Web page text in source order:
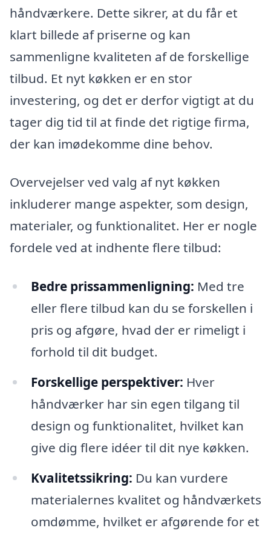
håndværkere. Dette sikrer, at du får et
klart billede af priserne og kan
sammenligne kvaliteten af de forskellige
tilbud. Et nyt køkken er en stor
investering, og det er derfor vigtigt at du
tager dig tid til at finde det rigtige firma,
der kan imødekomme dine behov.
Overvejelser ved valg af nyt køkken
inkluderer mange aspekter, som design,
materialer, og funktionalitet. Her er nogle
fordele ved at indhente flere tilbud:
Bedre prissammenligning: Med tre
eller flere tilbud kan du se forskellen i
pris og afgøre, hvad der er rimeligt i
forhold til dit budget.
Forskellige perspektiver: Hver
håndværker har sin egen tilgang til
design og funktionalitet, hvilket kan
give dig flere idéer til dit nye køkken.
Kvalitetssikring: Du kan vurdere
materialernes kvalitet og håndværkets
omdømme, hvilket er afgørende for et